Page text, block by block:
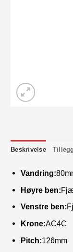
Beskrivelse
Vandring:
Høyre ben:
Venstre ben:
Krone:AC4C
Pitch:126mm